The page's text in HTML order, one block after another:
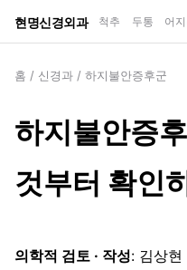
현명신경외과 척추 두통 어
홈 / 신경과 / 하지불안증후군
하지불안증
것부터 확인
의학적 검토 · 작성: 김상현